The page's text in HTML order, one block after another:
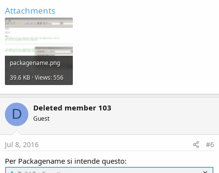
Attachments
packagename.png
39.6 KB · Views: 556
D Deleted member 103
Guest
Jul 8, 2016 #6
Per Packagename si intende questo: